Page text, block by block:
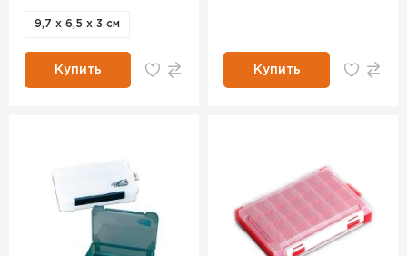
9,7 х 6,5 х 3 см
Купить Купить